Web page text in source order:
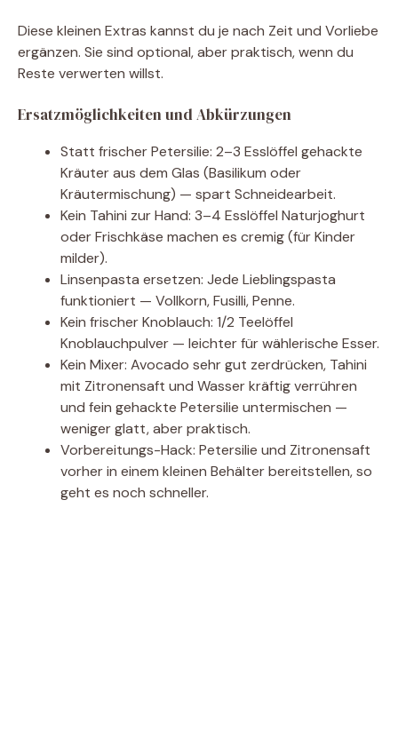
Diese kleinen Extras kannst du je nach Zeit und Vorliebe
ergänzen. Sie sind optional, aber praktisch, wenn du
Reste verwerten willst.
Ersatzmöglichkeiten und Abkürzungen
Statt frischer Petersilie: 2–3 Esslöffel gehackte
Kräuter aus dem Glas (Basilikum oder
Kräutermischung) — spart Schneidearbeit.
Kein Tahini zur Hand: 3–4 Esslöffel Naturjoghurt
oder Frischkäse machen es cremig (für Kinder
milder).
Linsenpasta ersetzen: Jede Lieblingspasta
funktioniert — Vollkorn, Fusilli, Penne.
Kein frischer Knoblauch: 1/2 Teelöffel
Knoblauchpulver — leichter für wählerische Esser.
Kein Mixer: Avocado sehr gut zerdrücken, Tahini
mit Zitronensaft und Wasser kräftig verrühren
und fein gehackte Petersilie untermischen —
weniger glatt, aber praktisch.
Vorbereitungs-Hack: Petersilie und Zitronensaft
vorher in einem kleinen Behälter bereitstellen, so
geht es noch schneller.